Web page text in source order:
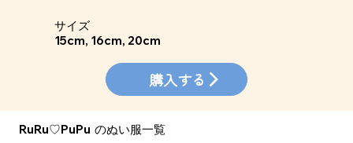
​サイズ
15cm, 16cm, 20cm
購入する
RuRu♡PuPu ​のぬい服一覧